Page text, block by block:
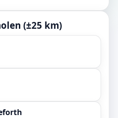
(±25 km)